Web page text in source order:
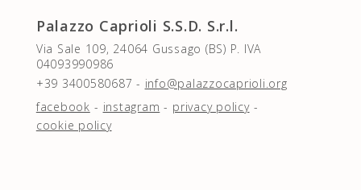
Palazzo Caprioli S.S.D. S.r.l.
Via Sale 109, 24064 Gussago (BS) P. IVA
04093990986
+39 3400580687 - info@palazzocaprioli.org
facebook - instagram - privacy policy -
cookie policy